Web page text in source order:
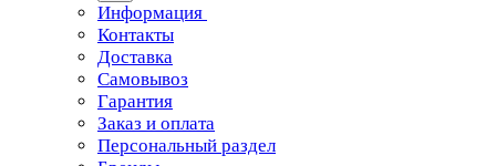
Информация
Контакты
Доставка
Самовывоз
Гарантия
Заказ и оплата
Персональный раздел